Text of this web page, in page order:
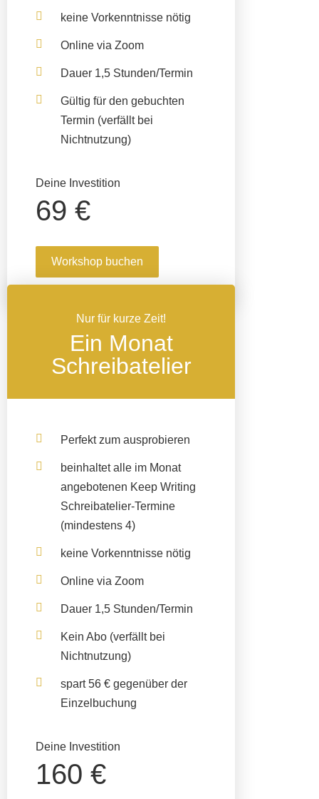
keine Vorkenntnisse nötig
Online via Zoom
Dauer 1,5 Stunden/Termin
Gültig für den gebuchten
Termin (verfällt bei
Nichtnutzung)
Deine Investition
69 €
Workshop buchen
Nur für kurze Zeit!
Ein Monat
Schreibatelier
Perfekt zum ausprobieren
beinhaltetalle im Monat
angebotenen Keep Writing
Schreibatelier-Termine
(mindestens 4)
keine Vorkenntnisse nötig
Online via Zoom
Dauer 1,5 Stunden/Termin
Kein Abo (verfällt bei
Nichtnutzung)
spart 56 € gegenüber der
Einzelbuchung
Deine Investition
160 €